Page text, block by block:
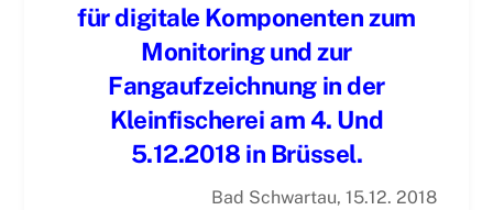
für digitale Komponenten zum
Monitoring und zur
Fangaufzeichnung in der
Kleinfischerei am 4. Und
5.12.2018 in Brüssel.
Bad Schwartau, 15.12. 2018